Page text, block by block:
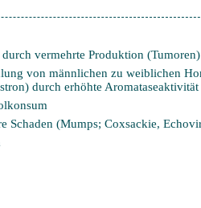
durch vermehrte Produktion
von männlichen zu weiblichen
durch erhöhte
Schaden (Mumps; Coxsackie,